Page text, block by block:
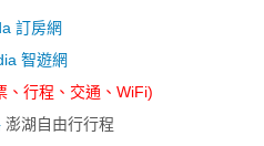
訂房網
智遊網
、行程、交通、WiFi)
澎湖自由行行程